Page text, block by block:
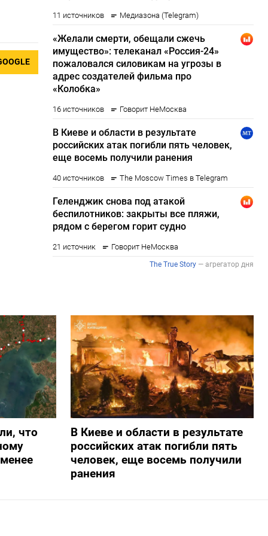
что
В Киеве и области в результате
российских атак погибли пять
человек, еще восемь получили
ранения